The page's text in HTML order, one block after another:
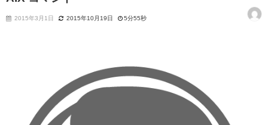
2015年3月1日 2015年10月19日 5分55秒